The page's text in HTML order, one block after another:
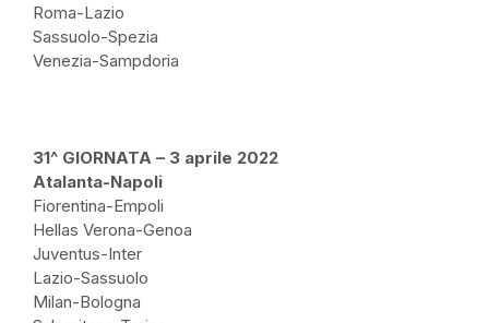
Roma-Lazio
Sassuolo-Spezia
Venezia-Sampdoria
31^ GIORNATA – 3 aprile 2022
Atalanta-Napoli
Fiorentina-Empoli
Hellas Verona-Genoa
Juventus-Inter
Lazio-Sassuolo
Milan-Bologna